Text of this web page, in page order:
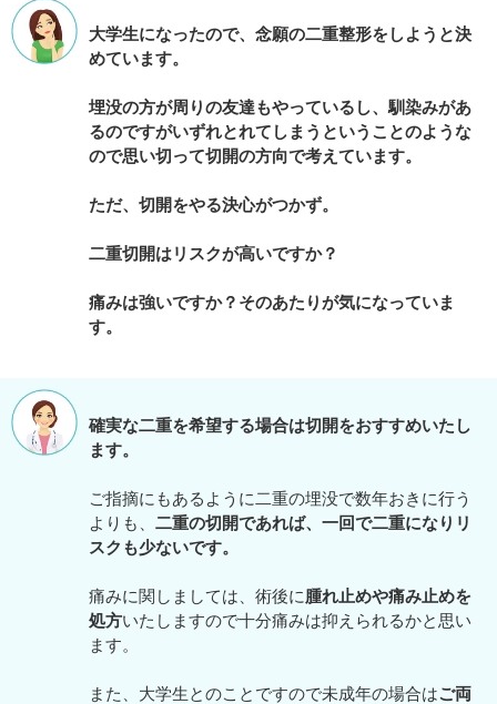
大学生になったので、念願の二重整形をしようと決
めています。
埋没の方が周りの友達もやっているし、馴染みがあ
るのですがいずれとれてしまうということのような
ので思い切って切開の方向で考えています。
ただ、切開をやる決心がつかず。
二重切開はリスクが高いですか？
痛みは強いですか？そのあたりが気になっていま
す。
確実な二重を希望する場合は切開をおすすめいたし
ます。
ご指摘にもあるように二重の埋没で数年おきに行う
よりも、 二重の切開であれば、一回で二重になりリ
スクも少ないです。
痛みに関しましては、術後に腫れ止めや痛み止めを
処方いたしますので十分痛みは抑えられるかと思い
ます。
また、大学生とのことですので未成年の場合はご両